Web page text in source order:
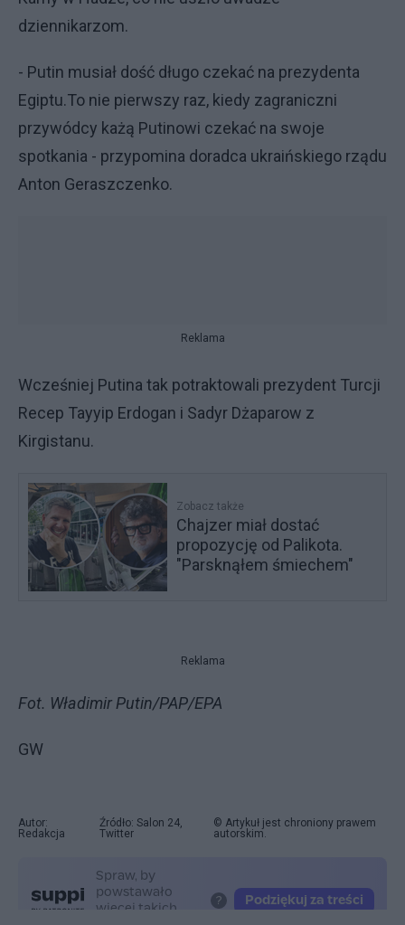
dziennikarzom.
- Putin musiał dość długo czekać na prezydenta
Egiptu.To nie pierwszy raz, kiedy zagraniczni
przywódcy każą Putinowi czekać na swoje
spotkania - przypomina doradca ukraińskiego rządu
Anton Geraszczenko.
Reklama
Wcześniej Putina tak potraktowali prezydent Turcji
Recep Tayyip Erdogan i Sadyr Dżaparow z
Kirgistanu.
Zobacz także
Chajzer miał dostać
propozycję od Palikota.
"Parsknąłem śmiechem"
Reklama
Fot. Władimir Putin/PAP/EPA
GW
Autor:
Redakcja
Źródło: Salon 24,
Twitter
© Artykuł jest chroniony prawem
autorskim.